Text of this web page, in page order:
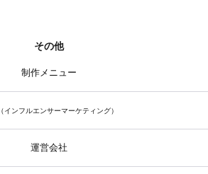
その他
制作メニュー
（インフルエンサーマーケティング）
運営会社